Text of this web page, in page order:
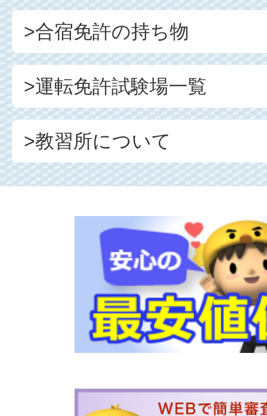
>合宿免許の持ち物
>運転免許試験場一覧
>教習所について